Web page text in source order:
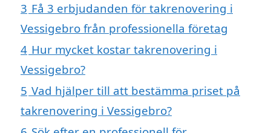
3 Få 3 erbjudanden för takrenovering i
Vessigebro från professionella företag
4 Hur mycket kostar takrenovering i
Vessigebro?
5 Vad hjälper till att bestämma priset på
takrenovering i Vessigebro?